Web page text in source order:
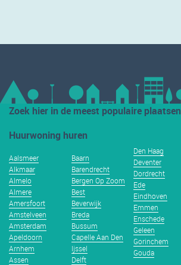
Zoek hier in de meest populaire plaatsen
Huurwoning huren
Aalsmeer
Alkmaar
Almelo
Almere
Amersfoort
Amstelveen
Amsterdam
Apeldoorn
Arnhem
Assen
Baarn
Barendrecht
Bergen Op Zoom
Best
Beverwijk
Breda
Bussum
Capelle Aan Den
Ijssel
Delft
Den Haag
Deventer
Dordrecht
Ede
Eindhoven
Emmen
Enschede
Geleen
Gorinchem
Gouda